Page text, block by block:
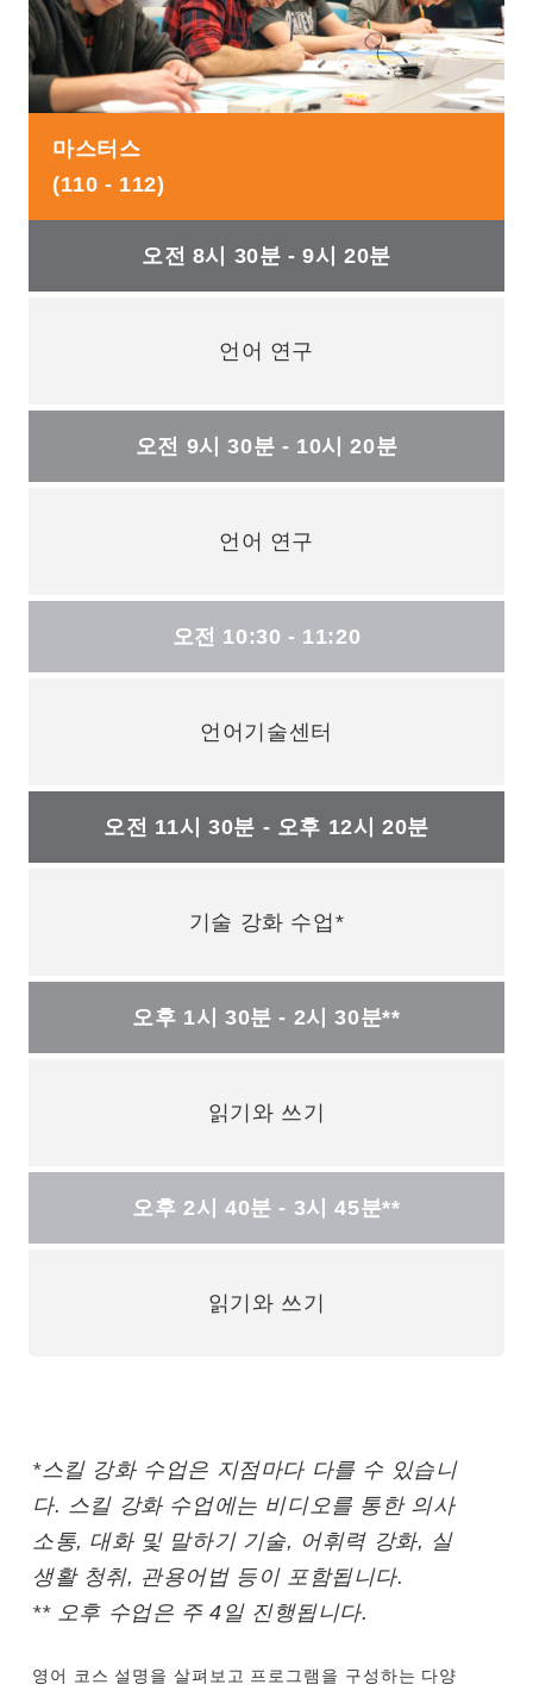
마스터스
(110 - 112)
오전 8시 30분 - 9시 20분
언어 연구
오전 9시 30분 - 10시 20분
언어 연구
오전 10:30 - 11:20
언어기술센터
오전 11시 30분 - 오후 12시 20분
기술 강화 수업*
오후 1시 30분 - 2시 30분**
읽기와 쓰기
오후 2시 40분 - 3시 45분**
읽기와 쓰기
*스킬 강화 수업은 지점마다 다를 수 있습니
다. 스킬 강화 수업에는 비디오를 통한 의사
소통, 대화 및 말하기 기술, 어휘력 강화, 실
생활 청취, 관용어법 등이 포함됩니다.
** 오후 수업은 주 4일 진행됩니다.
영어 코스 설명을 살펴보고 프로그램을 구성하는 다양